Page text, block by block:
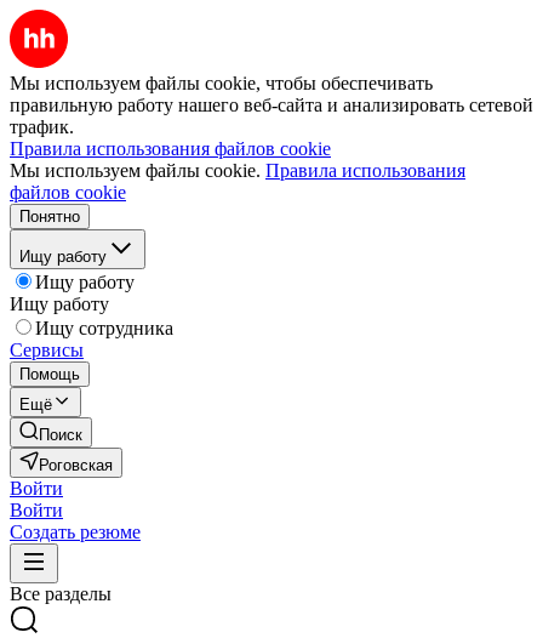
Мы используем файлы cookie, чтобы обеспечивать
правильную работу нашего веб-сайта и анализировать сетевой
трафик.
Правила использования файлов cookie
Мы используем файлы cookie. Правила использования
файлов cookie
Понятно
Ищу работу
Ищу работу
Ищу работу
Ищу сотрудника
Сервисы
Помощь
Ещё
Поиск
Роговская
Войти
Войти
Создать резюме
Все разделы